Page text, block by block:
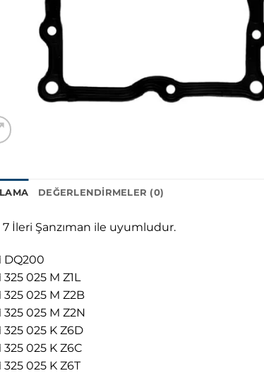
DEĞERLENDIRMELER (0)
7 İleri Şanzıman ile uyumludur.
DQ200
025 M Z1L
325 025 M Z2B
325 025 M Z2N
325 025 K Z6D
325 025 K Z6C
325 025 K Z6T